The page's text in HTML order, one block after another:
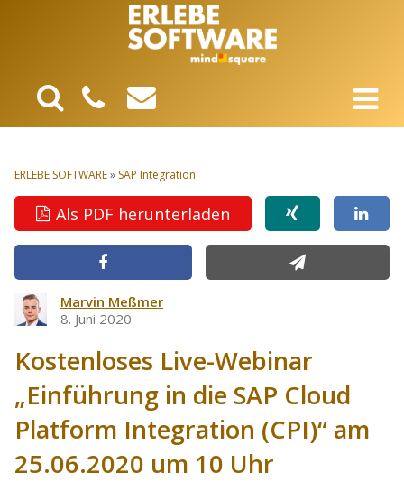
ERLEBE SOFTWARE» SAP Integration
Als PDF herunterladen
Marvin Meßmer
8. Juni 2020
Kostenloses Live-Webinar
„Einführung in die SAP Cloud
Platform Integration (CPI)“ am
25.06.2020 um 10 Uhr